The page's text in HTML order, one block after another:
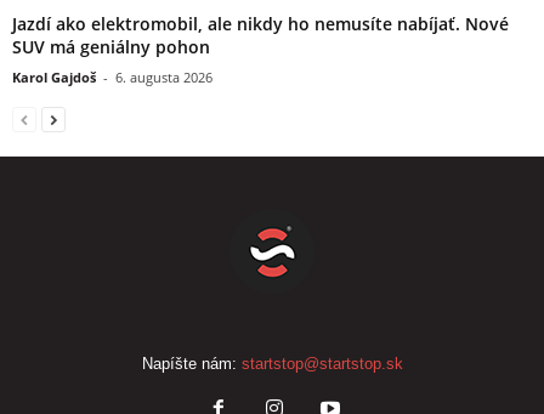
Jazdí ako elektromobil, ale nikdy ho nemusíte nabíjať. Nové
SUV má geniálny pohon
Karol Gajdoš - 6. augusta 2026
Napíšte nám: startstop@startstop.sk